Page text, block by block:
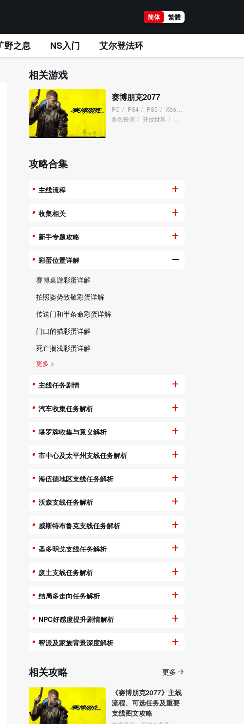
简体 繁體
野之息 NS入门 艾尔登法环
相关游戏
赛博朋克2077
PC / PS4 / PS5 / XboxOne
角色扮演 / 开放世界 /
攻略合集
主线流程
收集相关
新手专题攻略
彩蛋位置详解
赛博桌游彩蛋详解
拍照姿势致敬彩蛋详解
传送门和半条命彩蛋详解
门口的猫彩蛋详解
死亡搁浅彩蛋详解
更多 >
主线任务剧情
汽车收集任务解析
塔罗牌收集与意义解析
市中心及太平州支线任务解析
海伍德地区支线任务解析
沃森支线任务解析
威斯特布鲁克支线任务解析
圣多明戈支线任务解析
废土支线任务解析
结局多走向任务解析
NPC好感度提升剧情解析
帮派及家族背景深度解析
相关攻略 更多
《赛博朋克2077》主线
流程、可选任务及重要
支线图文攻略